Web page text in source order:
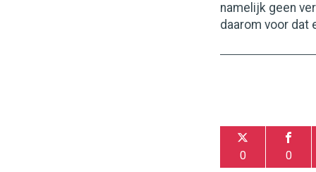
namelijk geen
daarom voor dat
0 0